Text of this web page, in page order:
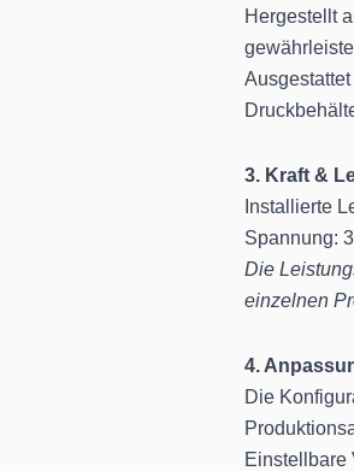
Hergestellt
3. Kraft &
Installierte
Spannung:
Die
einzelnen
4.
Die
Einstellbare